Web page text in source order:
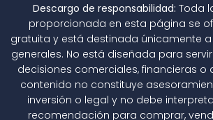
Descargo de responsabilidad: Toda
proporcionada en esta página se
gratuita y está destinada únicamente
generales. No está diseñada para
decisiones comerciales, financieras o
contenido no constituye
inversión o legal y no debe
recomendación para comprar,